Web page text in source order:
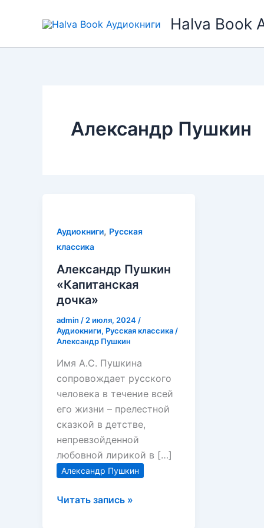
Halva Book
Александр Пушкин
Аудиокниги, Русская
классика
Александр Пушкин
«Капитанская
дочка»
admin / 2 июля, 2024 /
Аудиокниги, Русская классика /
Александр Пушкин
Имя А.С. Пушкина
сопровождает русского
человека в течение всей
его жизни – прелестной
сказкой в детстве,
непревзойденной
любовной лирикой в […]
Александр Пушкин
Александр
Читать запись »